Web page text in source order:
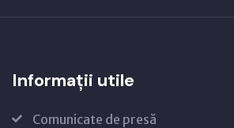
Informații utile
Comunicate de presă